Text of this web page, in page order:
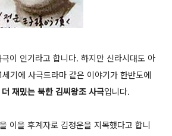
이 인기라고 합니다. 하지만 신라시대도 아
기에 사극드라마 같은 이야기가 한반도에
재밌는 북한 김씨왕조 사극입니다.
이을 후계자로 김정운을 지목했다고 합니